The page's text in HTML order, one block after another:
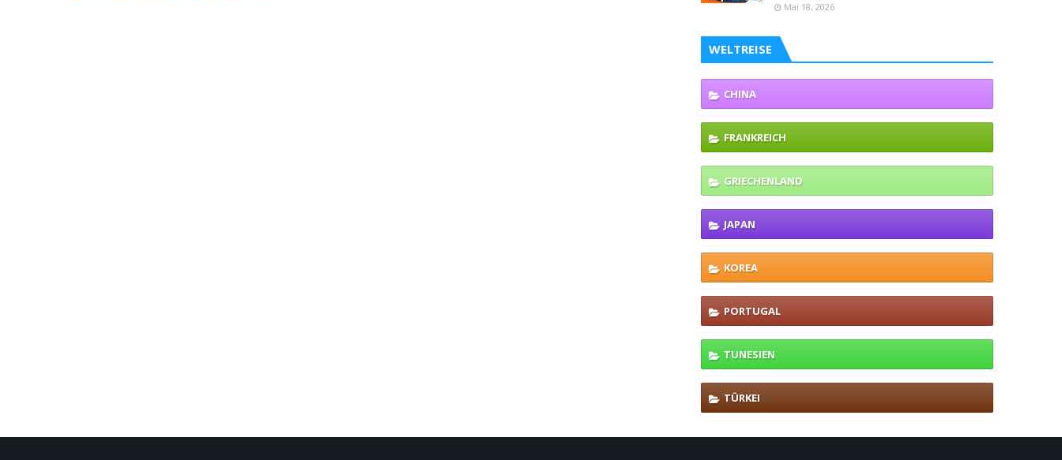
Mai 18, 2026
WELTREISE
CHINA
FRANKREICH
GRIECHENLAND
JAPAN
KOREA
PORTUGAL
TUNESIEN
TÜRKEI